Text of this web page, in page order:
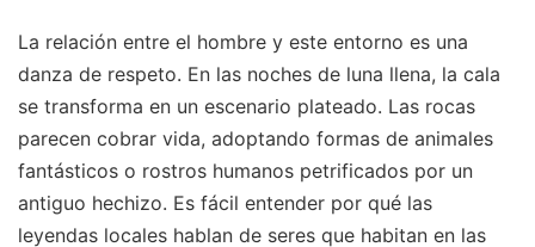
La relación entre el hombre y este entorno es una
danza de respeto. En las noches de luna llena, la cala
se transforma en un escenario plateado. Las rocas
parecen cobrar vida, adoptando formas de animales
fantásticos o rostros humanos petrificados por un
antiguo hechizo. Es fácil entender por qué las
leyendas locales hablan de seres que habitan en las